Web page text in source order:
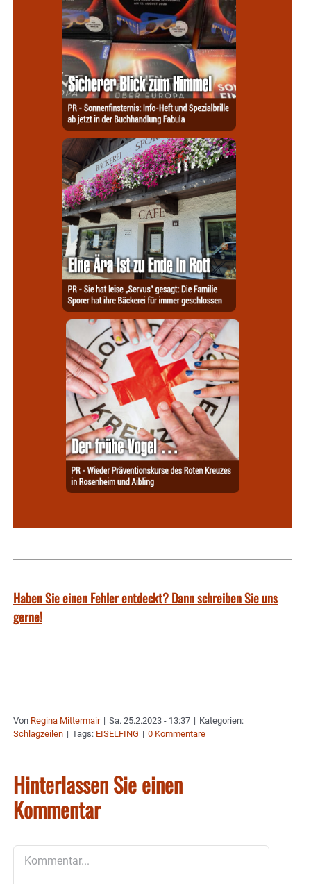
Haben Sie einen Fehler entdeckt? Dann schreiben Sie uns
gerne!
Von Regina Mittermair | Sa. 25.2.2023 - 13:37 | Kategorien:
Schlagzeilen | Tags: EISELFING | 0 Kommentare
Hinterlassen Sie einen
Kommentar